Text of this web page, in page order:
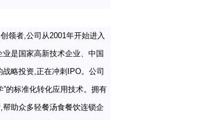
领者,公司从2001年开始进入
是国家高新技术企业、中国
略投资,正在冲刺IPO。公司
的标准化转化应用技术。拥有
助众多轻餐汤食餐饮连锁企